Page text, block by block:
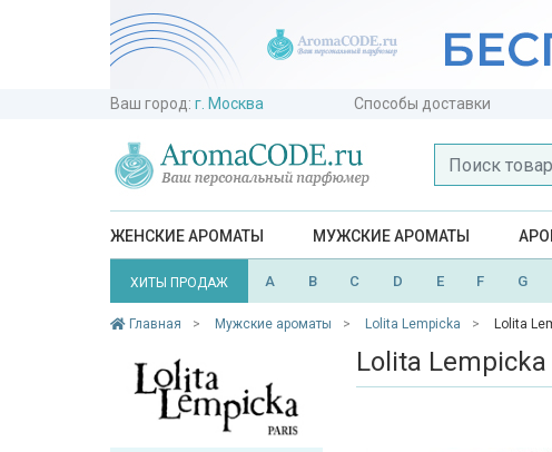
Ваш город: г. Москва Способы доставки
ЖЕНСКИЕ АРОМАТЫ МУЖСКИЕ АРОМАТЫ
ХИТЫ ПРОДАЖ A B C D E F G
Главная Мужские ароматы Lolita Lempicka Lolita
Lolita